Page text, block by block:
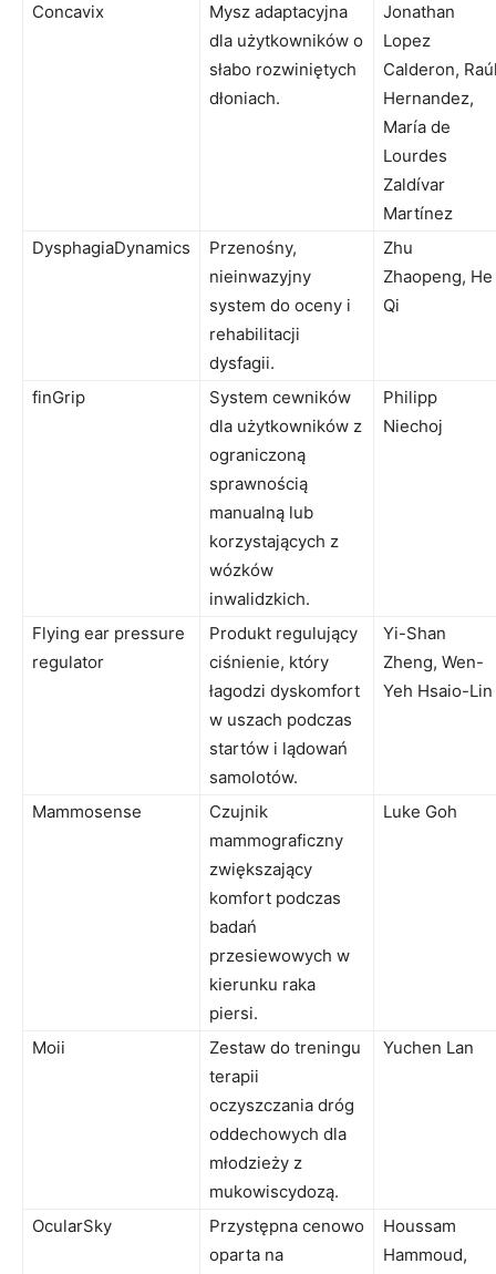
Concavix
Mysz adaptacyjna
dla użytkowników o
słabo rozwiniętych
dłoniach.
Jonathan
Lopez
Calderon,
Hernandez,
María de
Lourdes
Zaldívar
Martínez
DysphagiaDynamics
Przenośny,
nieinwazyjny
system do oceny i
rehabilitacji
dysfagii.
Zhu
Zhaopeng, He
Qi
finGrip
System cewników
dla użytkowników z
ograniczoną
sprawnością
manualną lub
korzystających z
wózków
inwalidzkich.
Philipp
Niechoj
Flying ear pressure
regulator
Produkt regulujący
ciśnienie, który
łagodzi dyskomfort
w uszach podczas
startów i lądowań
samolotów.
Yi-Shan
Zheng, Wen-
Yeh Hsaio-Lin
Mammosense
Czujnik
mammograficzny
zwiększający
komfort podczas
badań
przesiewowych w
kierunku raka
piersi.
Luke Goh
Moii
Zestaw do treningu
terapii
oczyszczania dróg
oddechowych dla
młodzieży z
mukowiscydozą.
Yuchen Lan
OcularSky
Przystępna cenowo
oparta na
Houssam
Hammoud,